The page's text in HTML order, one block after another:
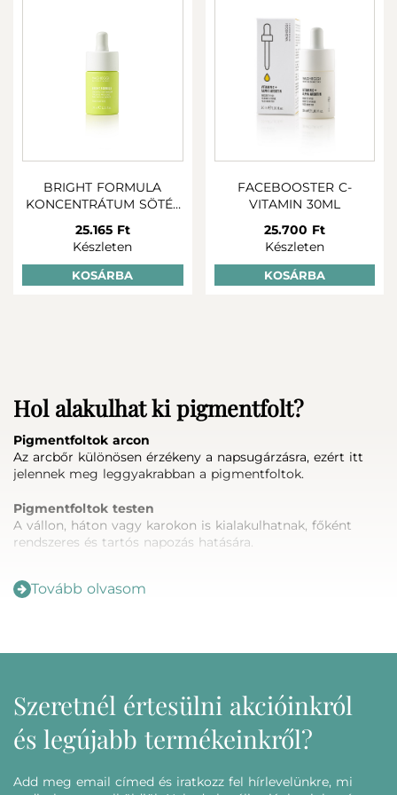
BRIGHT FORMULA
KONCENTRÁTUM SÖTÉT
25.165 Ft
Készleten
KOSÁRBA
FACEBOOSTER C-
VITAMIN 30ML
25.700 Ft
Készleten
KOSÁRBA
Hol alakulhat ki pigmentfolt?
Pigmentfoltok arcon
Az arcbőr különösen érzékeny a napsugárzásra, ezért itt
jelennek meg leggyakrabban a pigmentfoltok.
Pigmentfoltok testen
A vállon, háton vagy karokon is kialakulhatnak, főként
rendszeres és tartós napozás hatására.
A kézfej az egyik leginkább igénybe vett terület, ahol
könnyen nyomot hagyhat.
Hogyan válassz pigmentfolt elleni
Tovább olvasom
Szeretnél értesülni akcióinkról
és legújabb termékeinkről?
Add meg email címed és iratkozz fel hírlevelünkre, mi